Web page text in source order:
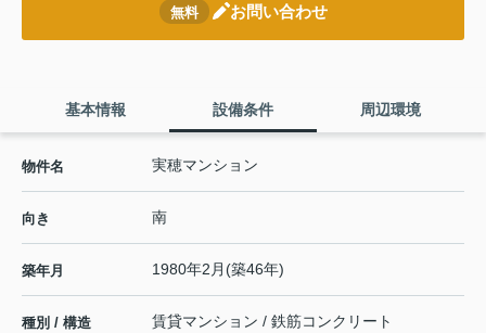
無料 お問い合わせ
基本情報 設備条件 周辺環境
物件名 実穂マンション
向き 南
築年月 1980年2月(築46年)
種別 / 構造 賃貸マンション / 鉄筋コンクリート